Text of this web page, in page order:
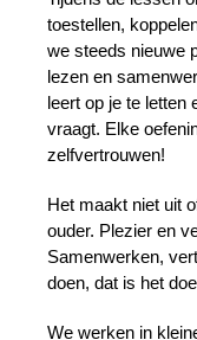
toestellen,
we steeds nieuwe
lezen en
leert op je te letten
vraagt. Elke
zelfvertrouwen!
Het maakt niet uit
ouder. Plezier en
Samenwerken,
doen, dat is het
We werken in